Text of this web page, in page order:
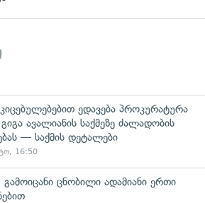
ედავება პროკურატურა
ავალიანის საქმეზე ძალადობის
— საქმის დეტალები
16:50
გამოიცანი ცნობილი ადამიანი ერთი